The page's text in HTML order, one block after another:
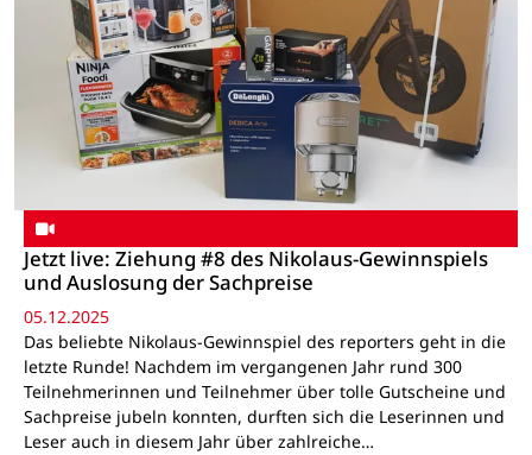
Jetzt live: Ziehung #8 des Nikolaus-Gewinnspiels
und Auslosung der Sachpreise
05.12.2025
Das beliebte Nikolaus-Gewinnspiel des reporters geht in die
letzte Runde! Nachdem im vergangenen Jahr rund 300
Teilnehmerinnen und Teilnehmer über tolle Gutscheine und
Sachpreise jubeln konnten, durften sich die Leserinnen und
Leser auch in diesem Jahr über zahlreiche…